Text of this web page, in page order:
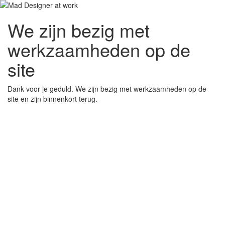
We zijn bezig met
werkzaamheden op de
site
Dank voor je geduld. We zijn bezig met werkzaamheden op de
site en zijn binnenkort terug.